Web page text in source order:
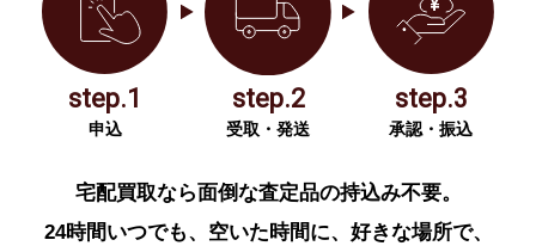
step.1
申込
step.2
受取・発送
step.3
承認・振込
宅配買取なら面倒な査定品の持込み不要。
24時間いつでも、空いた時間に、好きな場所で、